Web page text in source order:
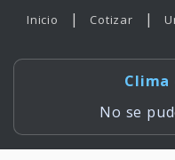
Inicio | Cotizar |
Clima
No se